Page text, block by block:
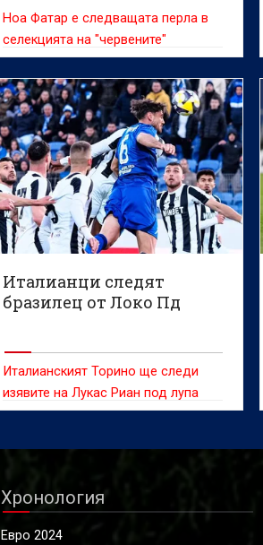
Ноа Фатар е следващата перла в
селекцията на "червените"
Италианци следят
бразилец от Локо Пд
Италианският Торино ще следи
изявите на Лукас Риан под лупа
днес.
Хронология
Евро 2024